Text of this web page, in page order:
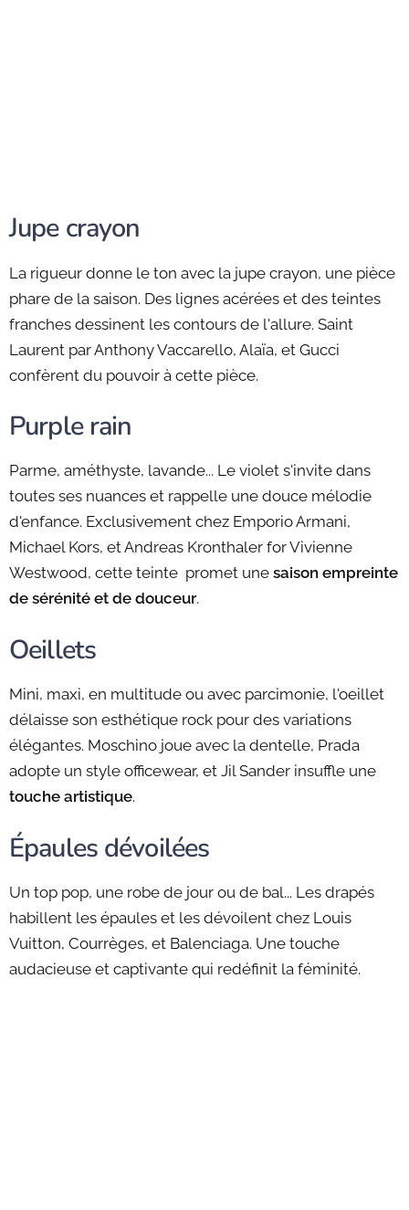
Jupe crayon
La rigueur donne le ton avec la jupe crayon, une pièce
phare de la saison. Des lignes acérées et des teintes
franches dessinent les contours de l'allure. Saint
Laurent par Anthony Vaccarello, Alaïa, et Gucci
confèrent du pouvoir à cette pièce.
Purple rain
Parme, améthyste, lavande... Le violet s'invite dans
toutes ses nuances et rappelle une douce mélodie
d'enfance. Exclusivement chez Emporio Armani,
Michael Kors, et Andreas Kronthaler for Vivienne
Westwood, cette teinte promet une saison empreinte
de sérénité et de douceur.
Oeillets
Mini, maxi, en multitude ou avec parcimonie, l'oeillet
délaisse son esthétique rock pour des variations
élégantes. Moschino joue avec la dentelle, Prada
adopte un style officewear, et Jil Sander insuffle une
touche artistique.
Épaules dévoilées
Un top pop, une robe de jour ou de bal... Les drapés
habillent les épaules et les dévoilent chez Louis
Vuitton, Courrèges, et Balenciaga. Une touche
audacieuse et captivante qui redéfinit la féminité.